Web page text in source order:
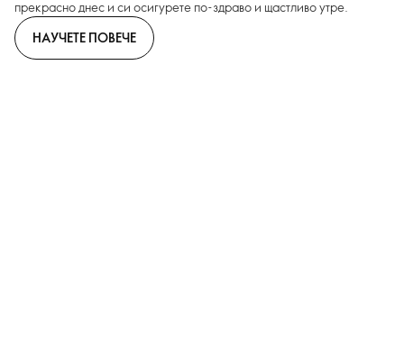
прекрасно днес и си осигурете по-здраво и щастливо утре.
НАУЧЕТЕ ПОВЕЧЕ